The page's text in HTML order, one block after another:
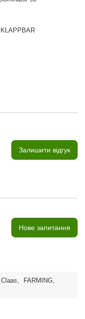
Залишити відгук
Нове запитання
Claas, FARMING,